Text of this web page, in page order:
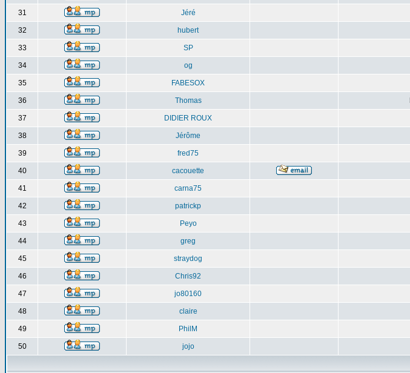
31 Jéré
32 hubert
33 SP
34 og
35 FABESOX
36 Thomas
37 DIDIER ROUX
38 Jérôme
39 fred75
40 cacouette
41 carna75
42 patrickp
43 Peyo
44 greg
45 straydog
46 Chris92
47 jo80160
48 claire
49 PhilM
50 jojo